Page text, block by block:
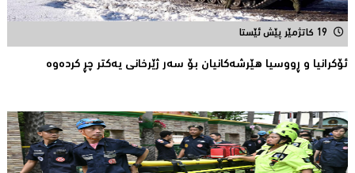
19 کاتژمێر پێش ئێستا
ئۆكرانیا و ڕووسیا هێرشەكانیان بۆ سەر ژێرخانی یەكتر چڕ كردەوە